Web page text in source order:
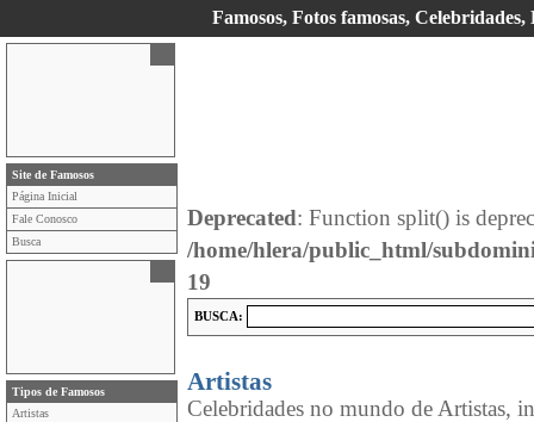
Famosos, Fotos famosas,
Site de Famosos
Página Inicial
Fale Conosco
Busca
Tipos de Famosos
Artistas
Deprecated: Function split() is
/home/hlera/public_html/
19
BUSCA:
Artistas
Celebridades no mundo de Artistas,